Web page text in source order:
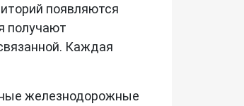
появляются
получают
Каждая
железнодорожные